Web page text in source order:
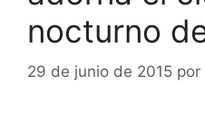
nocturno
29 de junio de 2015 por